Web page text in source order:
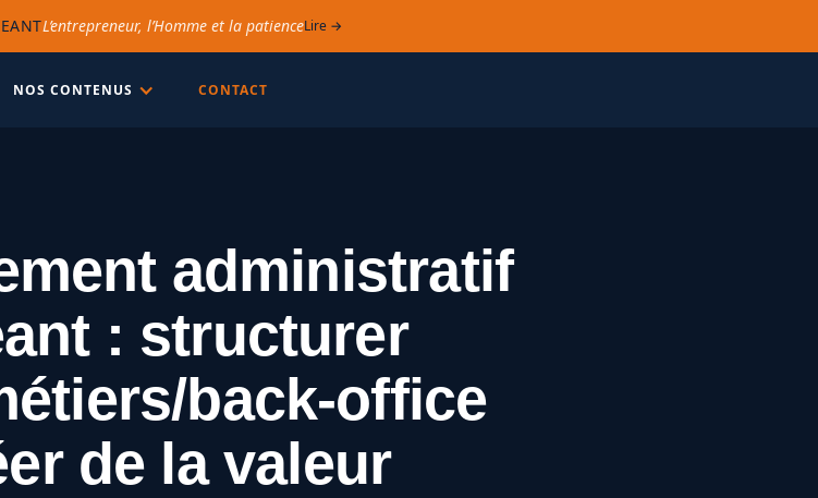
L’entrepreneur, l’Homme et la patienceLire →
NOS CONTENUS CONTACT
administratif
: structurer
back-office
de la valeur